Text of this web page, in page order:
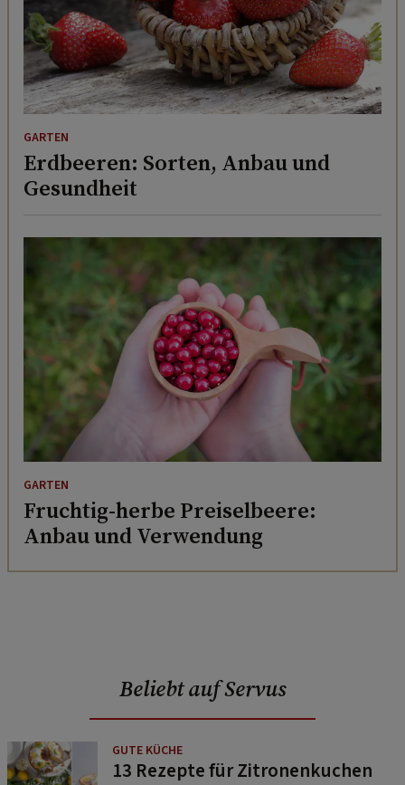
GARTEN
Erdbeeren: Sorten, Anbau und
Gesundheit
GARTEN
Fruchtig-herbe Preiselbeere:
Anbau und Verwendung
Beliebt auf Servus
GUTE KÜCHE
13 Rezepte für Zitronenkuchen